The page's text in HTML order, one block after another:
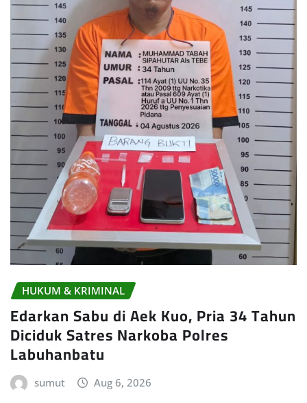
HUKUM & KRIMINAL
Edarkan Sabu di Aek Kuo, Pria 34 Tahun
Diciduk Satres Narkoba Polres
Labuhanbatu
sumut Aug 6, 2026